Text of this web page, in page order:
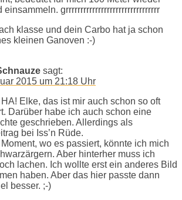
einsammeln. grrrrrrrrrrrrrrrrrrrrrrrrrrrrrrrr
klasse und dein Carbo hat ja schon
kleinen Ganoven :-)
sagt:
2015 um 21:18 Uhr
HA! Elke, das ist mir auch schon so oft
Darüber habe ich auch schon eine
geschrieben. Allerdings als
bei Iss’n Rüde.
Moment, wo es passiert, könnte ich mich
Aber hinterher muss ich
lachen. Ich wollte erst ein anderes Bild
haben. Aber das hier passte dann
besser. ;-)